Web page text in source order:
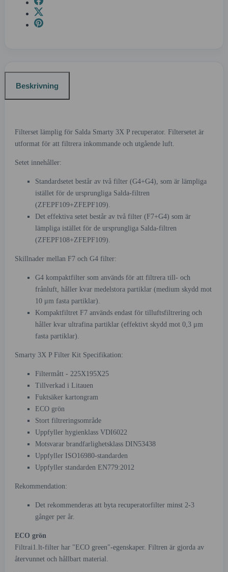
Beskrivning
Filterset lämplig för Salda Smarty 3X P recuperator. Filtersetet är
utformat för att filtrera inkommande och utgående luft.
Setet innehåller:
Standardsetet består av två filter (G4+G4), som är lämpliga
istället för de ursprungliga Salda-filtren
(ZFEPF109+ZFEPF109).
Det effektiva setet består av två filter (F7+G4) som är
lämpliga istället för de ursprungliga Salda-filtren
(ZFEPF108+ZFEPF109).
Skillnader mellan F7 och G4 filter:
G4 kompaktfilter som används för att filtrera till- och
frånluft, håller kvar medelstora partiklar (medium skydd mot
10 μm fasta partiklar).
Kompaktfiltret F7 används endast för tilluftsfiltrering och
håller kvar ultrafina partiklar (effektivt skydd mot 0,3 μm
fasta partiklar).
Smarty 3X P Filter Kit Specifikation:
Filtermått - 225X195X25
Tillverkad i Litauen
Fuktsäker kartongram
ECO grön
Stort filtreringsområde
Uppfyller hygienklass VDI6022
Motsvarar brandfarlighetsklass DIN53438
Uppfyller ISO16980-standarden
Uppfyller standarden EN779:2012
Rekommendation:
Det rekommenderas att byta recuperatorfilter minst 2-3
gånger per år.
ECO grön
Filtrai1.lt-filter har "ECO green"-egenskaper. Filtren är gjorda av
återvunnet och hållbart material.